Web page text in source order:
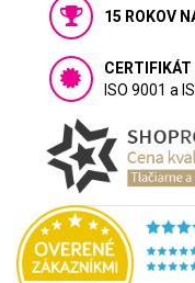
15 ROKOV
ISO 9001 a